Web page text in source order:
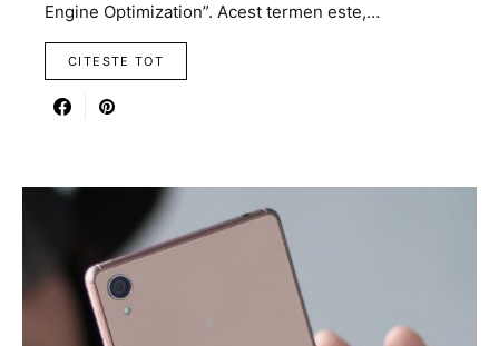
Engine Optimization”. Acest termen este,…
CITESTE TOT